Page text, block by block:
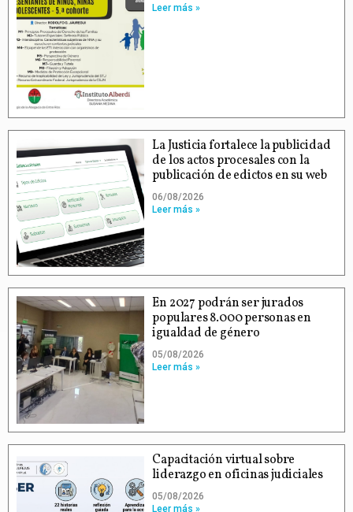
Leer más »
La Justicia fortalece la publicidad
de los actos procesales con la
publicación de edictos en su web
06/08/2026
Leer más »
En 2027 podrán ser jurados
populares 8.000 personas en
igualdad de género
05/08/2026
Leer más »
Capacitación virtual sobre
liderazgo en oficinas judiciales
05/08/2026
Leer más »